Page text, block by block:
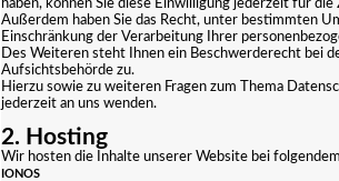
haben, können Sie diese Einwilligung jederzeit für
Außerdem haben Sie das Recht, unter bestimmten
Einschränkung der Verarbeitung Ihrer
Des Weiteren steht Ihnen ein Beschwerderecht bei
Aufsichtsbehörde zu.
Hierzu sowie zu weiteren Fragen zum Thema
jederzeit an uns wenden.
2. Hosting
Wir hosten die Inhalte unserer Website bei
IONOS